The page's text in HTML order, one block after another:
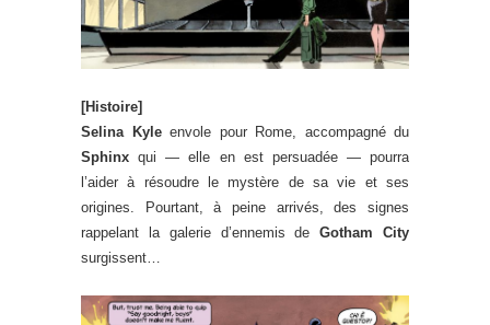
[Histoire]
Selina Kyleenvole pour Rome, accompagné du
Sphinx qui — elle en est persuadée — pourra
l’aider à résoudre le mystère de sa vie et ses
origines. Pourtant, à peine arrivés, des signes
rappelant la galerie d’ennemis de Gotham City
surgissent…